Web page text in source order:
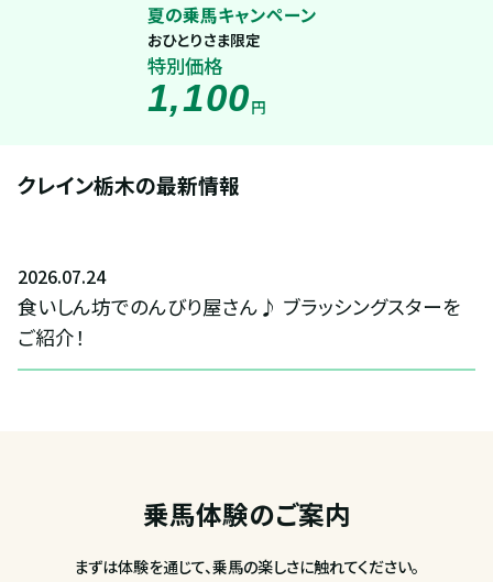
夏の乗馬キャンペーン
おひとりさま限定
特別価格
1,100円
クレイン栃木の最新情報
2026.07.24
食いしん坊でのんびり屋さん♪ ブラッシングスターを
ご紹介！
乗馬体験のご案内
まずは体験を通じて、乗馬の楽しさに触れてください。